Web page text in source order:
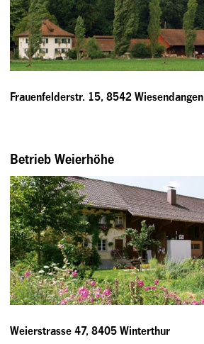
Frauenfelderstr. 15, 8542 Wiesendangen
Betrieb Weierhöhe
Weierstrasse 47, 8405 Winterthur